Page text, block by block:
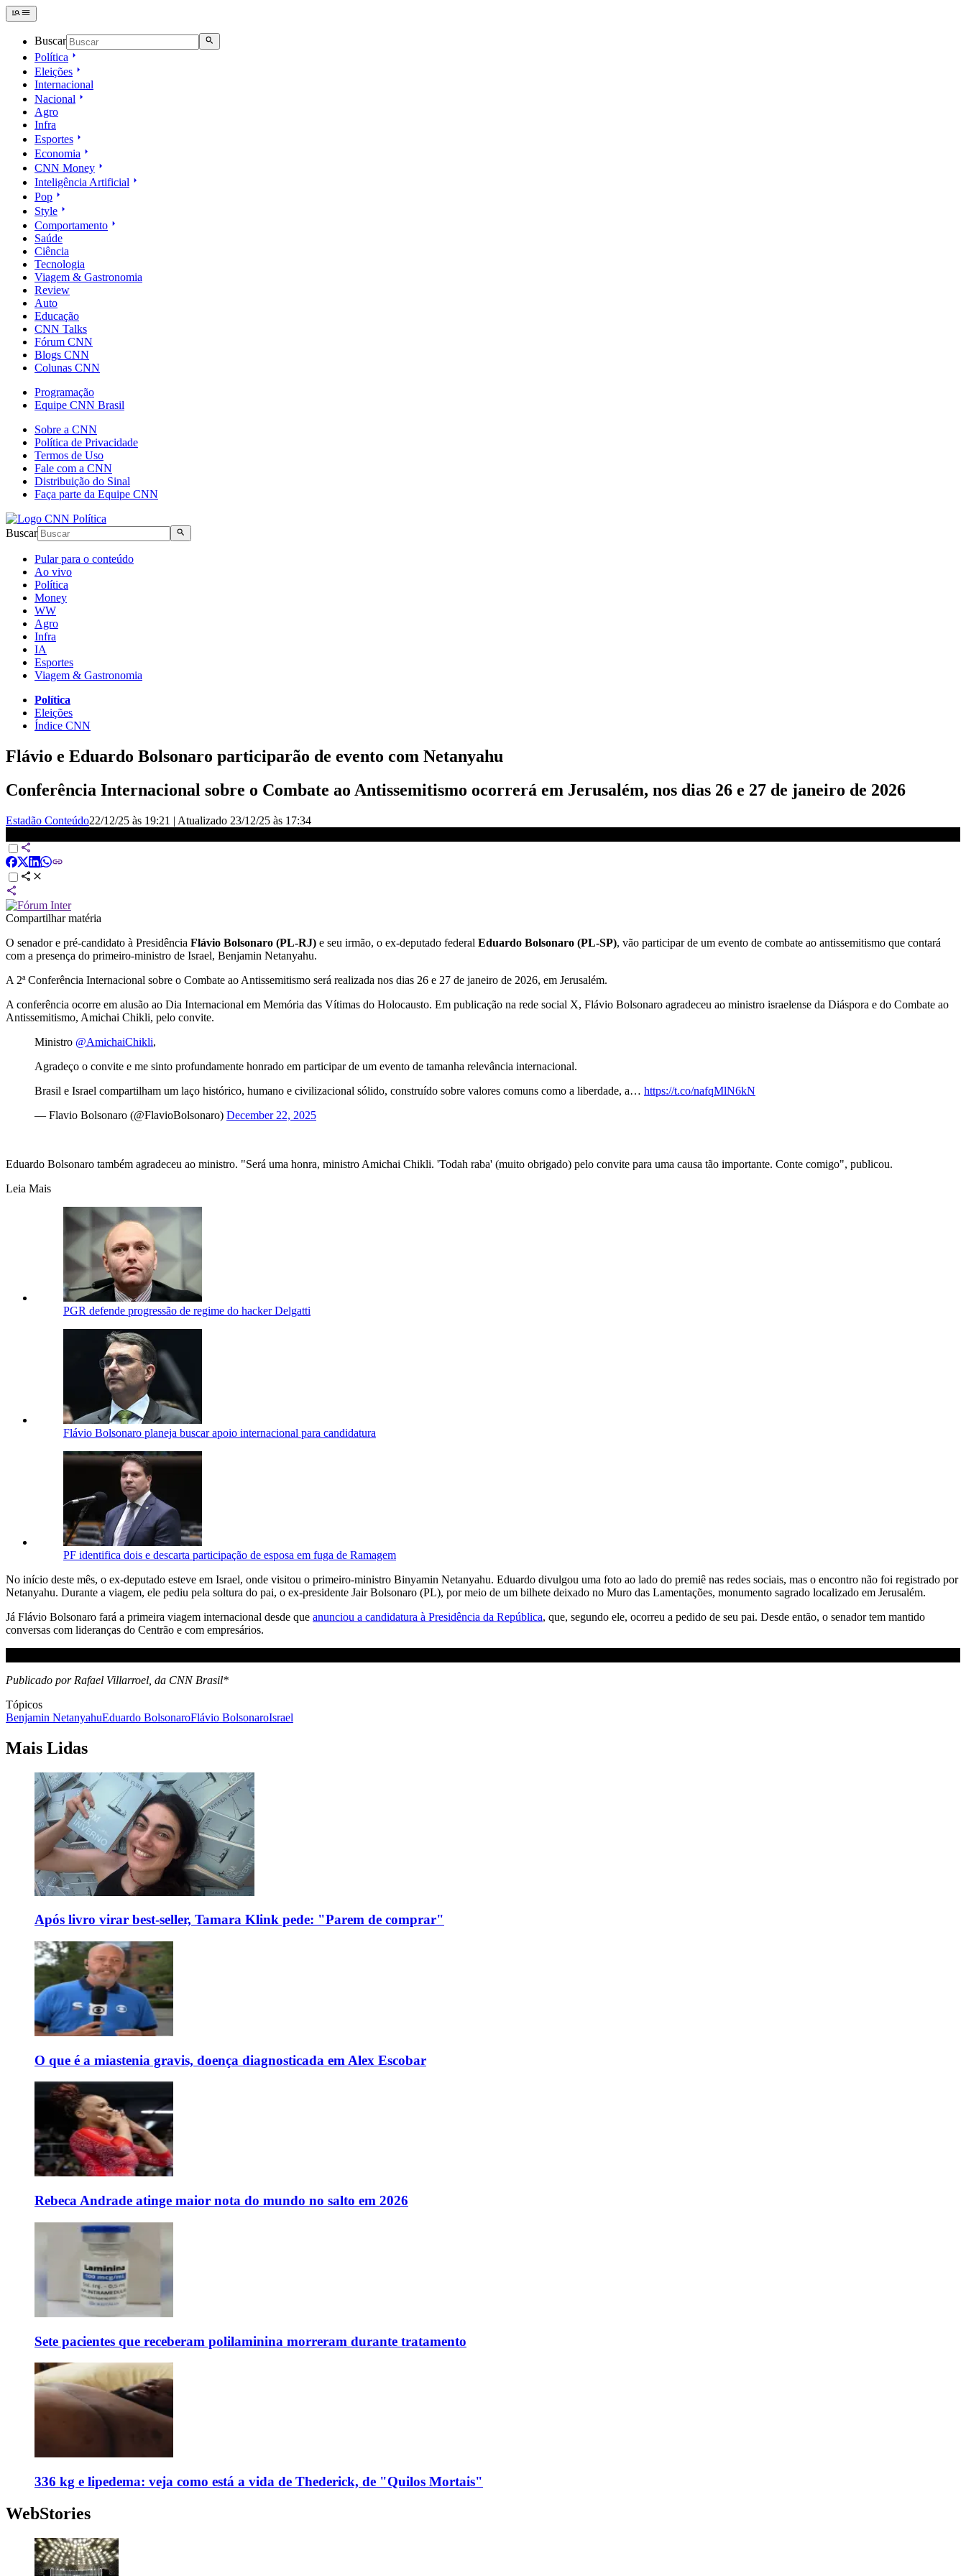
Buscar
Política
Eleições
Internacional
Nacional
Agro
Infra
Esportes
Economia
CNN Money
Inteligência Artificial
Pop
Style
Comportamento
Saúde
Ciência
Tecnologia
Viagem & Gastronomia
Review
Auto
Educação
CNN Talks
Fórum CNN
Blogs CNN
Colunas CNN
Programação
Equipe CNN Brasil
Sobre a CNN
Política de Privacidade
Termos de Uso
Fale com a CNN
Distribuição do Sinal
Faça parte da Equipe CNN
Buscar
Pular para o conteúdo
Ao vivo
Política
Money
WW
Agro
Infra
IA
Esportes
Viagem & Gastronomia
Política
Eleições
Índice CNN
Flávio e Eduardo Bolsonaro participarão de evento com Netanyahu
Conferência Internacional sobre o Combate ao Antissemitismo ocorrerá em Jerusalém, nos dias 26 e 27 de janeiro de 2026
Estadão Conteúdo22/12/25 às 19:21 | Atualizado 23/12/25 às 17:34
Compartilhar matéria
O senador e pré-candidato à Presidência Flávio Bolsonaro (PL-RJ) e seu irmão, o ex-deputado federal Eduardo Bolsonaro (PL-SP), vão participar de um evento de combate ao antissemitismo que contará
com a presença do primeiro-ministro de Israel, Benjamin Netanyahu.
A 2ª Conferência Internacional sobre o Combate ao Antissemitismo será realizada nos dias 26 e 27 de janeiro de 2026, em Jerusalém.
A conferência ocorre em alusão ao Dia Internacional em Memória das Vítimas do Holocausto. Em publicação na rede social X, Flávio Bolsonaro agradeceu ao ministro israelense da Diáspora e do Combate ao
Antissemitismo, Amichai Chikli, pelo convite.
Ministro @AmichaiChikli,
Agradeço o convite e me sinto profundamente honrado em participar de um evento de tamanha relevância internacional.
Brasil e Israel compartilham um laço histórico, humano e civilizacional sólido, construído sobre valores comuns como a liberdade, a… https://t.co/nafqMlN6kN
— Flavio Bolsonaro (@FlavioBolsonaro) December 22, 2025
Eduardo Bolsonaro também agradeceu ao ministro. "Será uma honra, ministro Amichai Chikli. 'Todah raba' (muito obrigado) pelo convite para uma causa tão importante. Conte comigo", publicou.
Leia Mais
PGR defende progressão de regime do hacker Delgatti
Flávio Bolsonaro planeja buscar apoio internacional para candidatura
PF identifica dois e descarta participação de esposa em fuga de Ramagem
No início deste mês, o ex-deputado esteve em Israel, onde visitou o primeiro-ministro Binyamin Netanyahu. Eduardo divulgou uma foto ao lado do premiê nas redes sociais, mas o encontro não foi registrado por
Netanyahu. Durante a viagem, ele pediu pela soltura do pai, o ex-presidente Jair Bolsonaro (PL), por meio de um bilhete deixado no Muro das Lamentações, monumento sagrado localizado em Jerusalém.
Já Flávio Bolsonaro fará a primeira viagem internacional desde que anunciou a candidatura à Presidência da República, que, segundo ele, ocorreu a pedido de seu pai. Desde então, o senador tem mantido
conversas com lideranças do Centrão e com empresários.
Publicado por Rafael Villarroel, da CNN Brasil*
Tópicos
Benjamin NetanyahuEduardo BolsonaroFlávio BolsonaroIsrael
Mais Lidas
Após livro virar best-seller, Tamara Klink pede: "Parem de comprar"
O que é a miastenia gravis, doença diagnosticada em Alex Escobar
Rebeca Andrade atinge maior nota do mundo no salto em 2026
Sete pacientes que receberam polilaminina morreram durante tratamento
336 kg e lipedema: veja como está a vida de Thederick, de "Quilos Mortais"
WebStories